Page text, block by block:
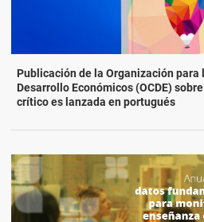
Publicación de la Organización para
Desarrollo Económicos (OCDE)
crítico es lanzada en portugués